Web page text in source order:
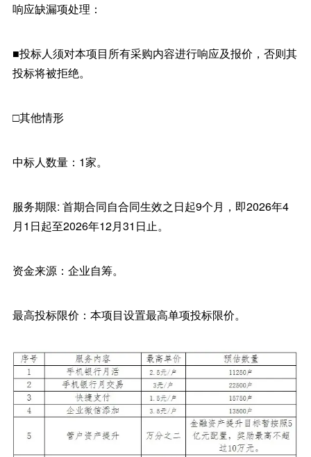
响应缺漏项处理：
■投标人须对本项目所有采购内容进行响应及报价，否则其
投标将被拒绝。
□其他情形
中标人数量：1家。
服务期限: 首期合同自合同生效之日起9个月，即2026年4
月1日起至2026年12月31日止。
资金来源：企业自筹。
最高投标限价：本项目设置最高单项投标限价。